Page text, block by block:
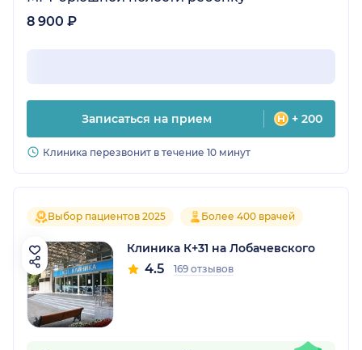
8 900 ₽
Записаться на прием + 200
Клиника перезвонит в течение 10 минут
Выбор пациентов 2025 Более 400 врачей
Клиника К+31 на Лобачевского
4.5 169 отзывов